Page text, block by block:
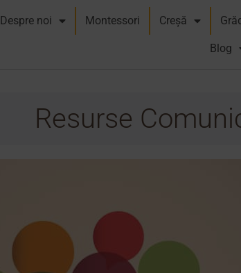
Despre noi Montessori Creșă
Blog
Resurse